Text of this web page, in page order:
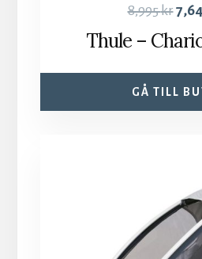
8,995kr
Thule –
GÅ TILL